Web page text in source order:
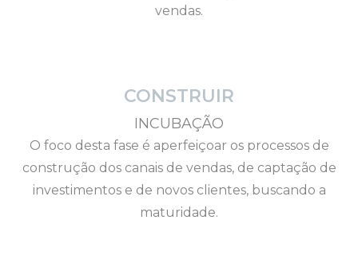
vendas.
CONSTRUIR
INCUBAÇÃO
O foco desta fase é aperfeiçoar os processos de
construção dos canais de vendas, de captação de
investimentos e de novos clientes, buscando a
maturidade.